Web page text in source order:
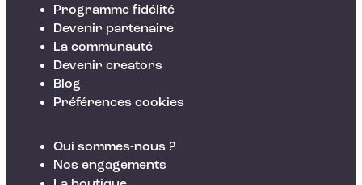
Programme fidélité
Devenir partenaire
La communauté
Devenir creators
Blog
Préférences cookies
Qui sommes-nous ?
Nos engagements